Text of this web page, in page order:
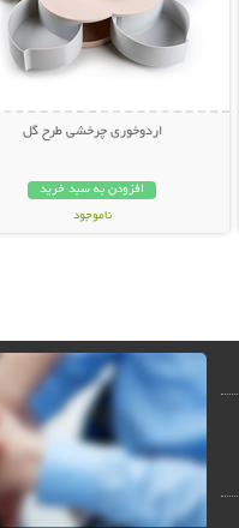
اردوخوری چرخشی طرح گل
افزودن به سبد خرید
ناموجود